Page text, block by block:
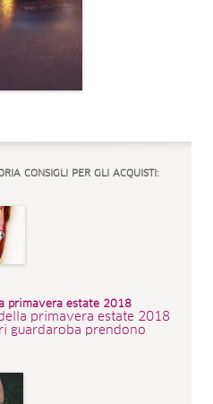
CONSIGLI PER GLI ACQUISTI:
primavera estate 2018
primavera estate 2018
guardaroba prendono